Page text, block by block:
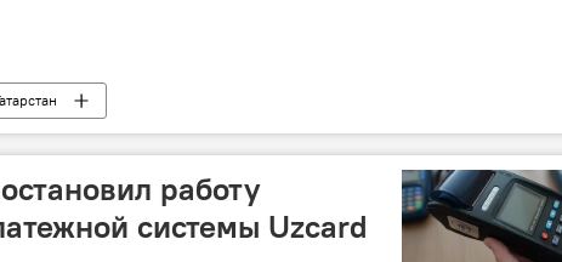
работу
системы Uzcard